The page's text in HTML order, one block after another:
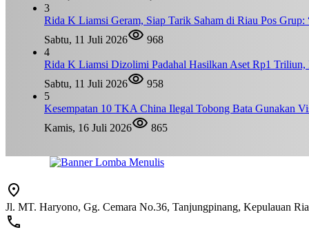
3
Rida K Liamsi Geram, Siap Tarik Saham di Riau Pos
Sabtu, 11 Juli 2026
968
4
Rida K Liamsi Dizolimi Padahal Hasilkan Aset Rp1 Triliun,
Sabtu, 11 Juli 2026
958
5
Kesempatan 10 TKA China Ilegal Tobong Bata Gunakan
Kamis, 16 Juli 2026
865
Jl. MT. Haryono, Gg. Cemara No.36, Tanjungpinang, Kepulauan